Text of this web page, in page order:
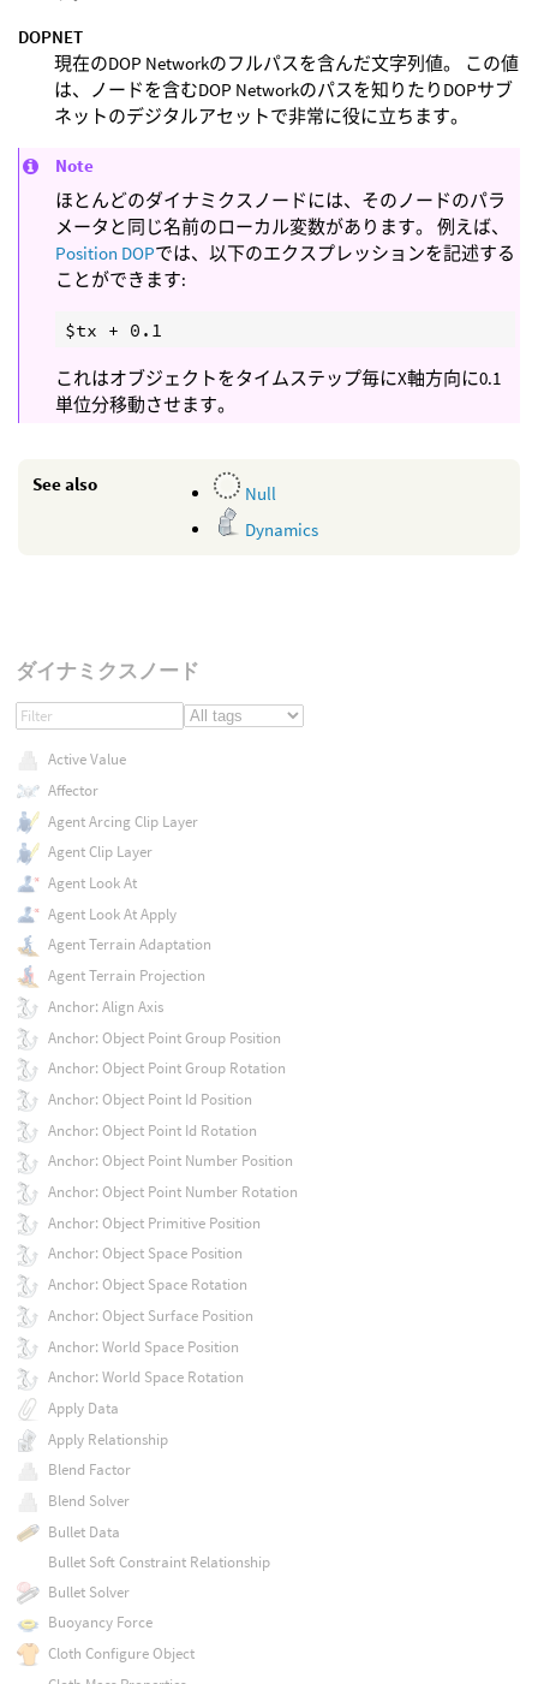
DOPNET
現在のDOP Networkのフルパスを含んだ文字列値。 この値
は、ノードを含むDOP Networkのパスを知りたりDOPサブ
ネットのデジタルアセットで非常に役に立ちます。
Note
ほとんどのダイナミクスノードには、そのノードのパラ
メータと同じ名前のローカル変数があります。 例えば、
Position DOPでは、以下のエクスプレッションを記述する
ことができます:
これはオブジェクトをタイムステップ毎にX軸方向に0.1
単位分移動させます。
See also
Null
Dynamics
ダイナミクスノード
Active Value
Affector
Agent Arcing Clip Layer
Agent Clip Layer
Agent Look At
Agent Look At Apply
Agent Terrain Adaptation
Agent Terrain Projection
Anchor: Align Axis
Anchor: Object Point Group Position
Anchor: Object Point Group Rotation
Anchor: Object Point Id Position
Anchor: Object Point Id Rotation
Anchor: Object Point Number Position
Anchor: Object Point Number Rotation
Anchor: Object Primitive Position
Anchor: Object Space Position
Anchor: Object Space Rotation
Anchor: Object Surface Position
Anchor: World Space Position
Anchor: World Space Rotation
Apply Data
Apply Relationship
Blend Factor
Blend Solver
Bullet Data
Bullet Soft Constraint Relationship
Bullet Solver
Buoyancy Force
Cloth Configure Object